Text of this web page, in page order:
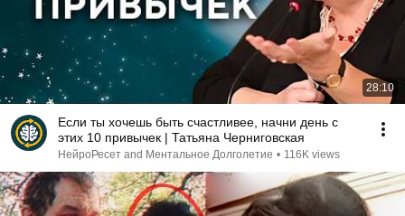
28:10
Если ты хочешь быть счастливее, начни день с
этих 10 привычек | Татьяна Черниговская
НейроРесет and Ментальное Долголетие • 116K views